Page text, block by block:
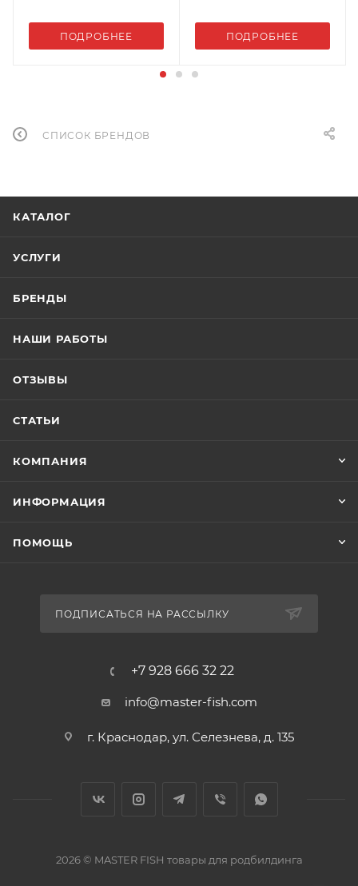
ПОДРОБНЕЕ ПОДРОБНЕЕ
СПИСОК БРЕНДОВ
КАТАЛОГ
УСЛУГИ
БРЕНДЫ
НАШИ РАБОТЫ
ОТЗЫВЫ
СТАТЬИ
КОМПАНИЯ
ИНФОРМАЦИЯ
ПОМОЩЬ
ПОДПИСАТЬСЯ НА РАССЫЛКУ
+7 928 666 32 22
info@master-fish.com
г. Краснодар, ул. Селезнева, д. 135
2026 © MASTER FISH товары для родбилдинга